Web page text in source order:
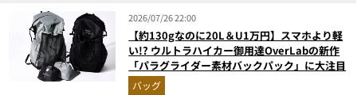
2026/07/26 22:00
【約130gなのに20L＆U1万円】スマホより軽
い!? ウルトラハイカー御用達OverLabの新作
「パラグライダー素材バックパック」に大注目
バッグ